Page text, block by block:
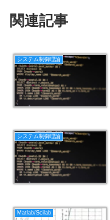
関連記事
システム制御理論
システム制御理論
Matlab/Scilab